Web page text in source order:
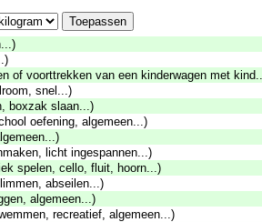
of voorttrekken van een kinderwagen met
snel...)
boxzak slaan...)
oefening, algemeen...)
licht ingespannen...)
spelen, cello, fluit, hoorn...)
abseilen...)
algemeen...)
recreatief, algemeen...)